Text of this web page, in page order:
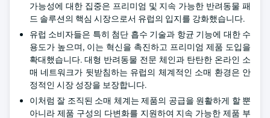
가능성에 대한 집중은 프리미엄 및 지속 가능한 반려동물 패
드 솔루션의 핵심 시장으로서 유럽의 입지를 강화했습니다.
유럽 소비자들은 특히 첨단 흡수 기술과 항균 기능에 대한 수
용도가 높으며, 이는 혁신을 촉진하고 프리미엄 제품 도입을
확대했습니다. 대형 반려동물 전문 체인과 탄탄한 온라인 소
매 네트워크가 뒷받침하는 유럽의 체계적인 소매 환경은 안
정적인 시장 성장을 보장합니다.
이처럼 잘 조직된 소매 체계는 제품의 공급을 원활하게 할 뿐
아니라 제품 구성의 다변화를 지원하여 지속 가능한 제품 부